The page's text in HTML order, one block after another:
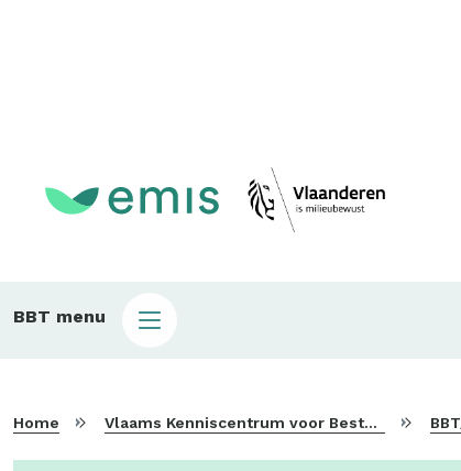
Main
BBT menu
Home Vlaams Kenniscentrum voor Beste Beschikbare Technieken